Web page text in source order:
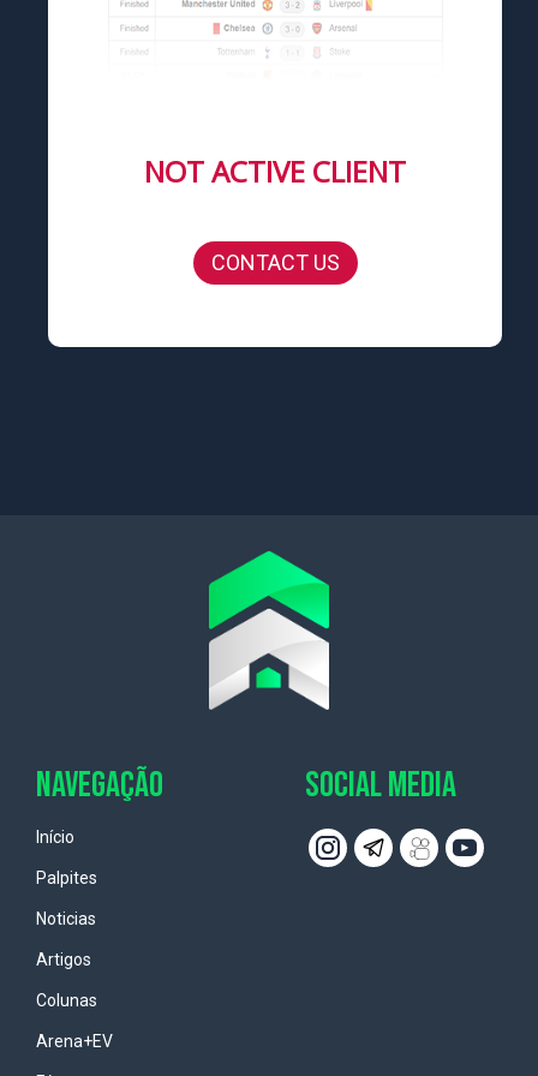
NOT ACTIVE CLIENT
CONTACT US
NAVEGAÇÃO
Início
Palpites
Noticias
Artigos
Colunas
Arena+EV
SOCIAL MEDIA